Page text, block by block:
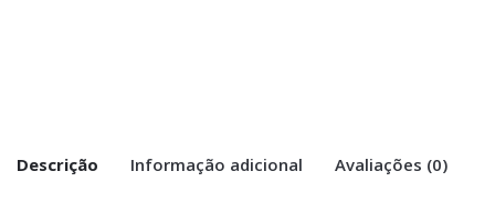
Descrição Informação adicional Avaliações (0)